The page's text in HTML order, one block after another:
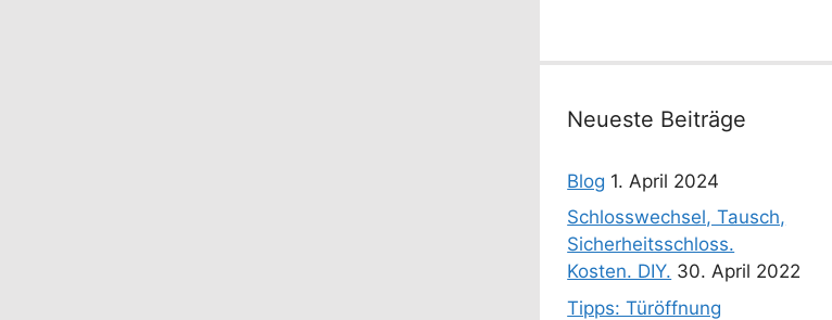
Neueste Beiträge
Blog 1. April 2024
Schlosswechsel, Tausch,
Sicherheitsschloss.
Kosten. DIY. 30. April 2022
Tipps: Türöffnung